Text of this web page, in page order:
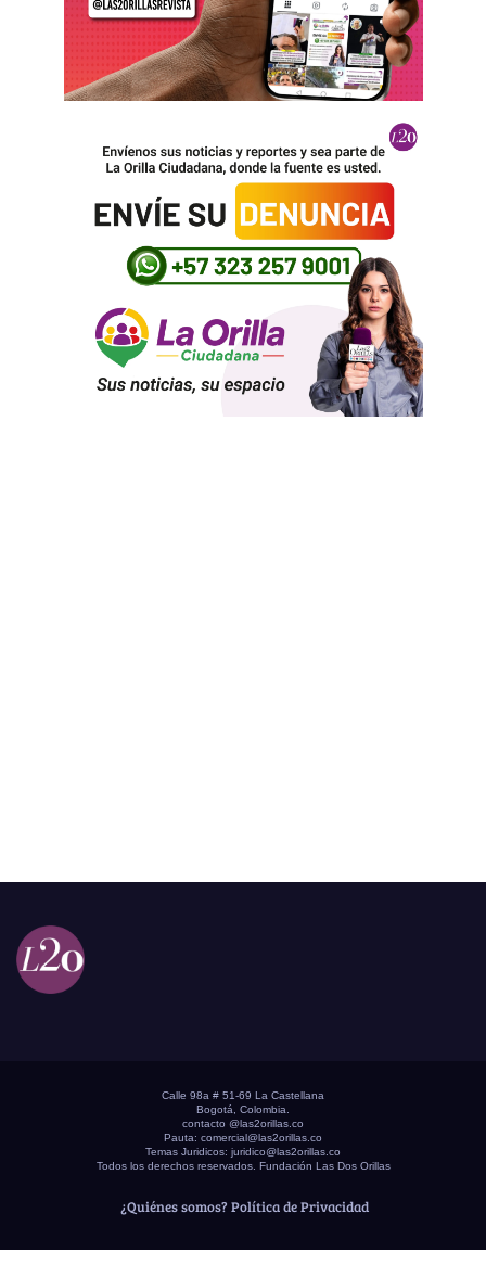
Calle 98a # 51-69 La Castellana
Bogotá, Colombia.
contacto @las2orillas.co
Pauta: comercial@las2orillas.co
Temas Juridicos: juridico@las2orillas.co
Todos los derechos reservados. Fundación Las Dos Orillas
¿Quiénes somos? Política de Privacidad